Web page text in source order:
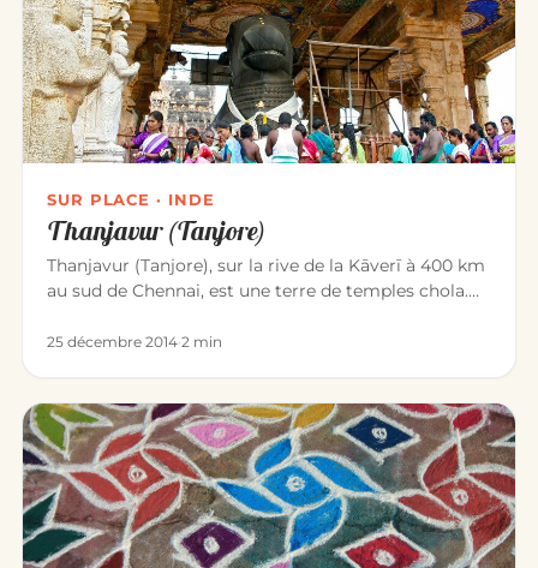
SUR PLACE · INDE
Thanjavur (Tanjore)
Thanjavur (Tanjore), sur la rive de la Kāverī à 400 km
au sud de Chennai, est une terre de temples chola.
25 décembre 2014·2 min